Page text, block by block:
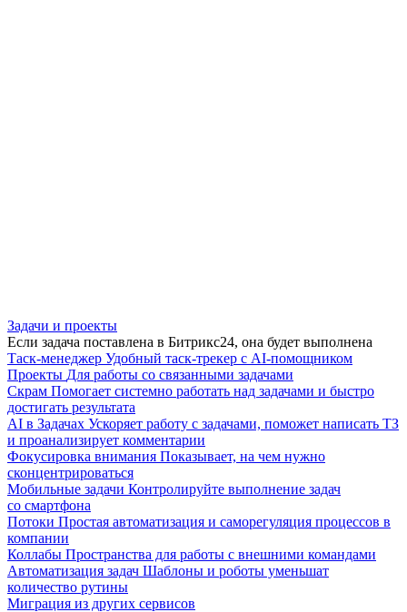
Задачи и проекты
Если задача поставлена в Битрикс24, она будет выполнена
Таск-менеджер Удобный таск-трекер с AI-помощником
Проекты Для работы со связанными задачами
Скрам Помогает системно работать над задачами и быстро
достигать результата
AI в Задачах Ускоряет работу с задачами, поможет написать ТЗ
и проанализирует комментарии
Фокусировка внимания Показывает, на чем нужно
сконцентрироваться
Мобильные задачи Контролируйте выполнение задач
со смартфона
Потоки Простая автоматизация и саморегуляция процессов в
компании
Коллабы Пространства для работы с внешними командами
Автоматизация задач Шаблоны и роботы уменьшат
количество рутины
Миграция из других сервисов